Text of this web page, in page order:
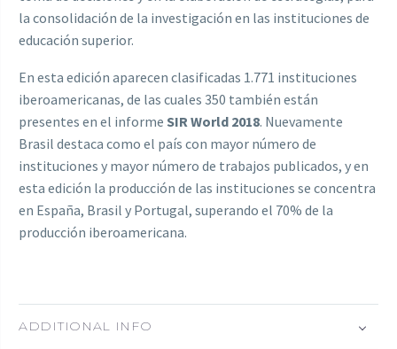
la consolidación de la investigación en las instituciones de
educación superior.
En esta edición aparecen clasificadas 1.771 instituciones
iberoamericanas, de las cuales 350 también están
presentes en el informe SIR World 2018. Nuevamente
Brasil destaca como el país con mayor número de
instituciones y mayor número de trabajos publicados, y en
esta edición la producción de las instituciones se concentra
en España, Brasil y Portugal, superando el 70% de la
producción iberoamericana.
ADDITIONAL INFO